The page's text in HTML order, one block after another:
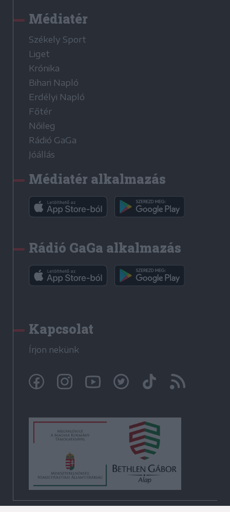
Médiatér
Székely Sport
Liget
Krónika
Bihari Napló
Erdélyi Napló
Főtér
Nőileg
Rádió GaGa
Jóállás
Médiatér alkalmazás
Rádió GaGa alkalmazás
Kapcsolat
Írjon nekünk